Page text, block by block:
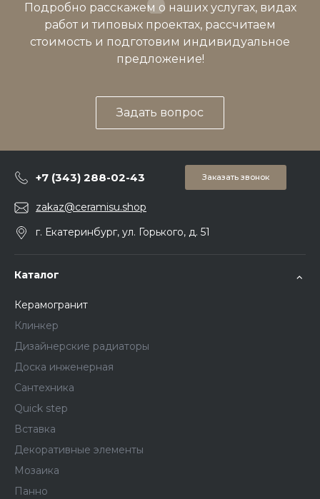
Подробно расскажем о наших услугах, видах
работ и типовых проектах, рассчитаем
стоимость и подготовим индивидуальное
предложение!
Задать вопрос
+7 (343) 288-02-43 Заказать звонок
zakaz@ceramisu.shop
г. Екатеринбург, ул. Горького, д. 51
Каталог
Керамогранит
Клинкер
Дизайнерские радиаторы
Доска инженерная
Сантехника
Quick step
Вставка
Декоративные элементы
Мозаика
Панно